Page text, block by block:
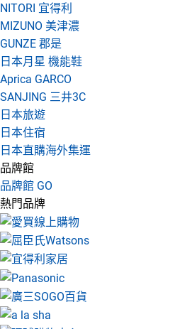
NITORI 宜得利
MIZUNO 美津濃
GUNZE 郡是
日本月星 機能鞋
Aprica GARCO
SANJING 三井3C
日本旅遊
日本住宿
日本直購海外集運
品牌館
品牌館 GO
熱門品牌